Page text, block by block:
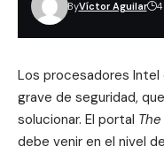
ByVíctor Aguilar 4
Los procesadores Intel
grave de seguridad,
solucionar. El portal
debe venir en el nivel